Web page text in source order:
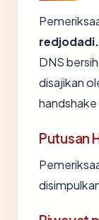
DNS
disajikan
Putusan